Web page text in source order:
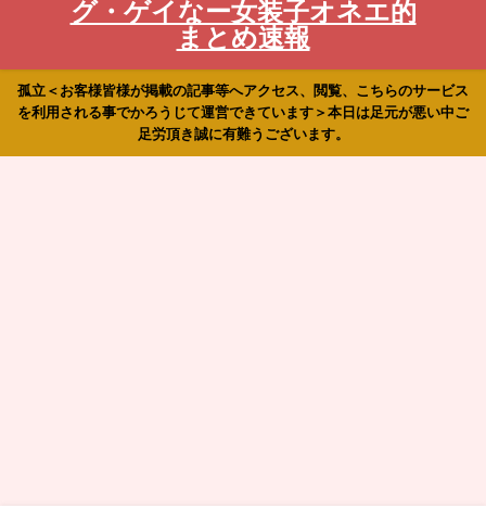
グ・ゲイなー女装子オネエ的
まとめ速報
孤立＜お客様皆様が掲載の記事等へアクセス、閲覧、こちらのサービス
を利用される事でかろうじて運営できています＞本日は足元が悪い中ご
足労頂き誠に有難うございます。